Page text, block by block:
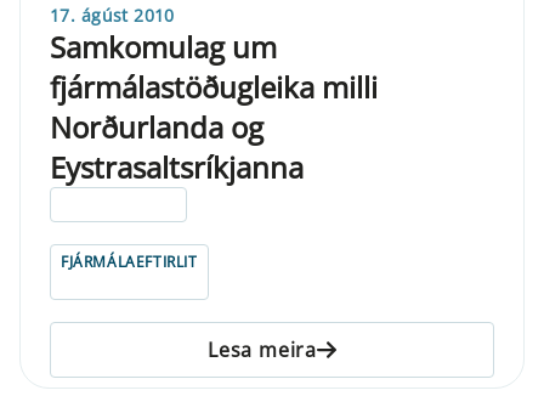
17. ágúst 2010
Samkomulag um
fjármálastöðugleika milli
Norðurlanda og
Eystrasaltsríkjanna
FJÁRMÁLAEFTIRLIT
Lesa meira